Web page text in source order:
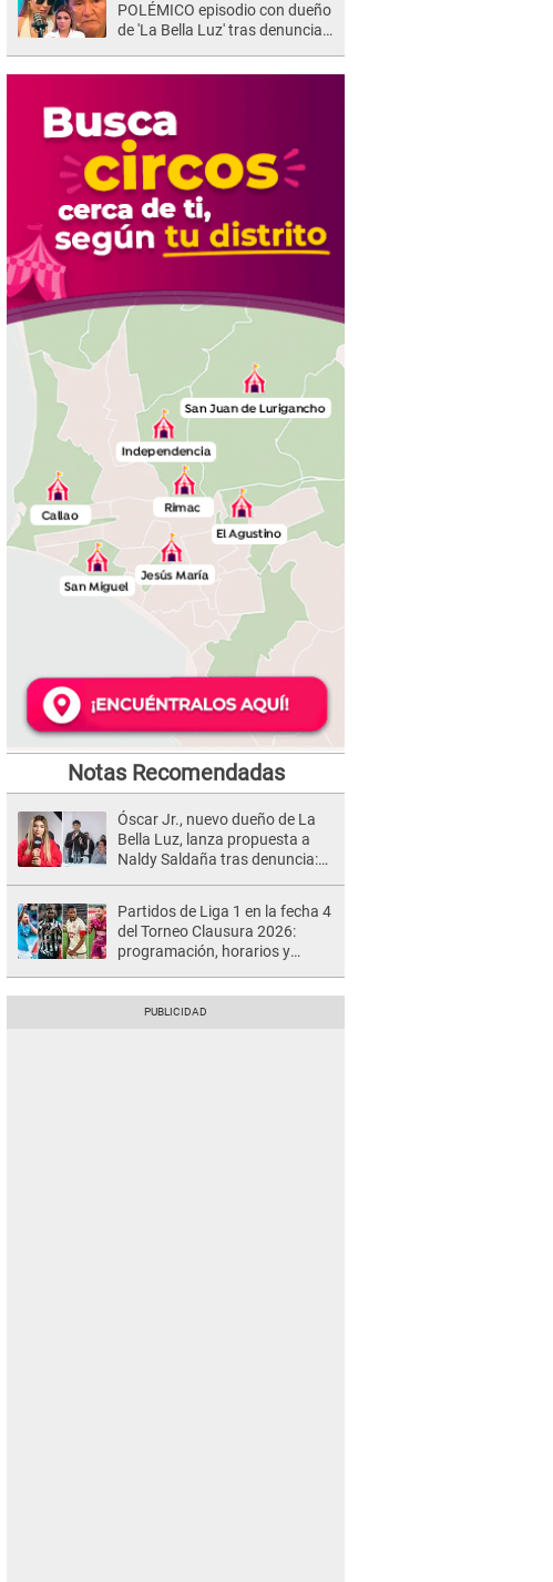
POLÉMICO episodio con dueño
de 'La Bella Luz' tras denuncia
Notas Recomendadas
Óscar Jr., nuevo dueño de La
Bella Luz, lanza propuesta a
Naldy Saldaña tras denuncia:
Partidos de Liga 1 en la fecha 4
del Torneo Clausura 2026:
programación, horarios y